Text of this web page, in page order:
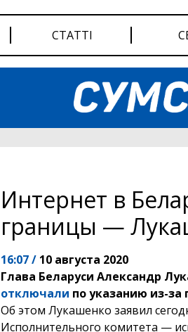
СТАТТІ
Интернет в
границы —
16:07 / 10 августа 2020
Глава Беларуси Александр
отключали по указанию из-за
Об этом Лукашенко заявил
Исполнительного комитета —